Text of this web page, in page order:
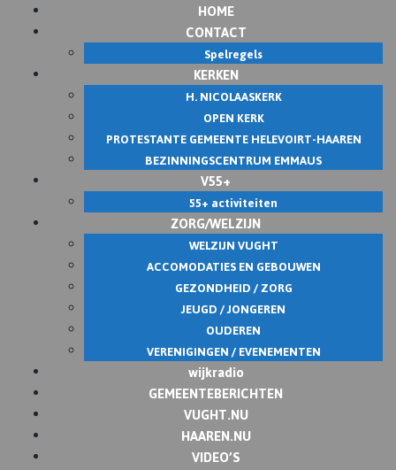
HOME
CONTACT
Spelregels
KERKEN
H. NICOLAASKERK
OPEN KERK
PROTESTANTE GEMEENTE HELEVOIRT-HAAREN
BEZINNINGSCENTRUM EMMAUS
V55+
55+ activiteiten
ZORG/WELZIJN
WELZIJN VUGHT
ACCOMODATIES EN GEBOUWEN
GEZONDHEID / ZORG
JEUGD / JONGEREN
OUDEREN
VERENIGINGEN / EVENEMENTEN
wijkradio
GEMEENTEBERICHTEN
VUGHT.NU
HAAREN.NU
VIDEO’S